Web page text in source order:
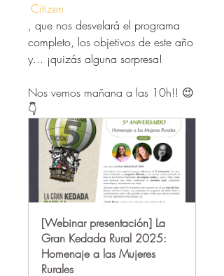
Citizen
, que nos desvelará el programa
completo, los objetivos de este año
y... ¡quizás alguna sorpresa!
Nos vemos mañana a las 10h!! 😉
👇
[Webinar presentación] La
Gran Kedada Rural 2025:
Homenaje a las Mujeres
Rurales